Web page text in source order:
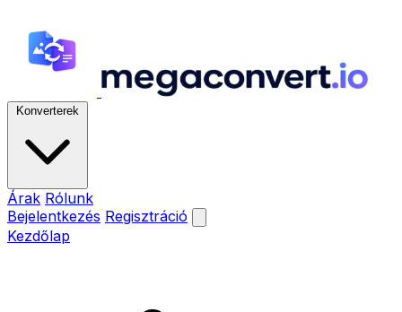
Konverterek
Árak Rólunk
Bejelentkezés Regisztráció
Kezdőlap